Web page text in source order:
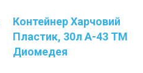
Контейнер Харчовий
Пластик, 30л А-43 ТМ
Диомедея